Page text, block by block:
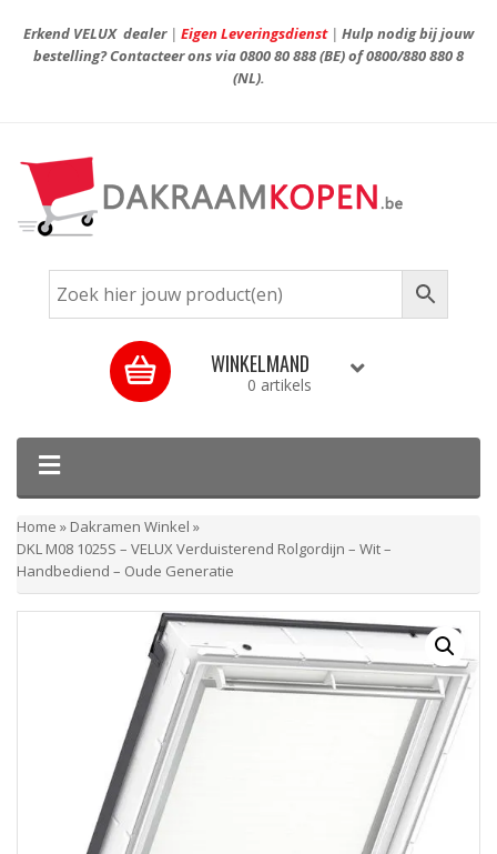
Erkend VELUX dealer| Eigen Leveringsdienst| Hulp nodig bij jouw
bestelling? Contacteer ons via0800 80 888(BE) of0800/880 880 8
(NL).
WINKELMAND
0 artikels
Home » Dakramen Winkel »
DKL M08 1025S – VELUX Verduisterend Rolgordijn – Wit –
Handbediend – Oude Generatie